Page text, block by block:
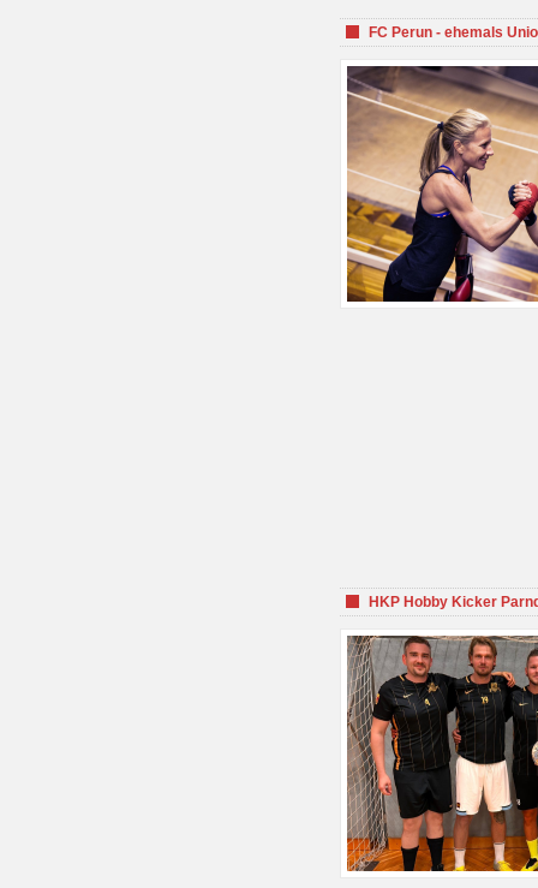
FC Perun - ehemals
HKP Hobby Kicker